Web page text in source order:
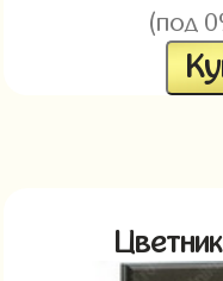
(под